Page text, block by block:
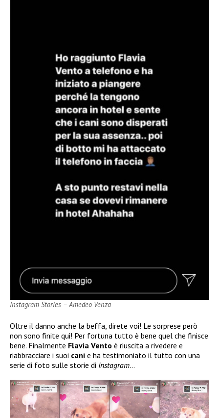
Instagram Stories – Amedeo Venza
Oltre il danno anche la beffa, direte voi! Le sorprese però
non sono finite qui! Per fortuna tutto è bene quel che finisce
bene. Finalmente Flavia Vento è riuscita a rivedere e
riabbracciare i suoi cani e ha testimoniato il tutto con una
serie di foto sulle storie di Instagram…